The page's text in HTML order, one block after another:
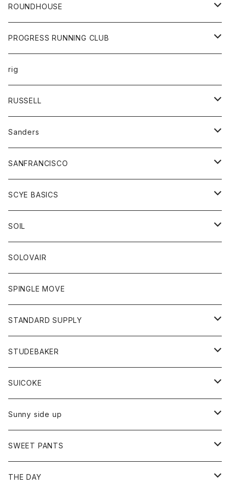
カーディガン
ニット
ベスト
ショートパンツ
パンツ
レディース
カットソー
コート
ボトム
ワンピース
ボトム
ROUNDHOUSE
エプロン
キッズ
オーバーオール
ボトム
ペインターパンツ
PROGRESS RUNNING CLUB
トップス
Tシャツ
グッズ
帽子
rig
RUSSELL
アウター
コート
パーカー
スカート
Tシャツ
トップス
Tシャツ
トレーナー
ボトム
ショートパンツ
スカート
レディース
スカート
Tシャツ
アクセサリー
バック
Sanders
グッズ
靴
SANFRANCISCO
アウター
カーディガン
コート
グッズ
ネクタイ
グローブ
アクセサリー
トップス
カットソー
カーディガン
ボトム
ショートパンツ
パンツ
レディース
カットソー
カーディガン
SCYE BASICS
ボトム
ジーンズ
チノパン
トップス
ポロシャツ
ベスト
靴
SOIL
靴
ワンピース
トップス
カットソー
ボトム
パンツ
オーバーオール
SOLOVAIR
SPINGLE MOVE
STANDARD SUPPLY
財布
バッグ
STUDEBAKER
アクセサリー
ブレスレット
リング
SUICOKE
ブーツ
サンダル
Sunny side up
アウター
Ｇジャン
ボトム
SWEET PANTS
ボトム
THE DAY